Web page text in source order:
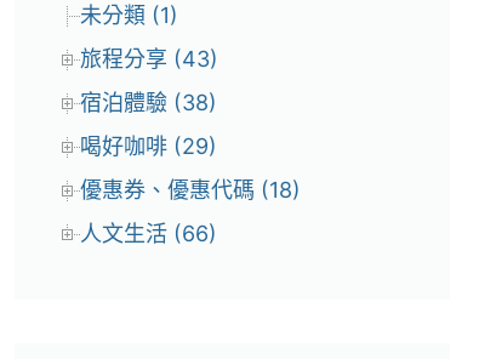
未分類 (1)
旅程分享 (43)
宿泊體驗 (38)
喝好咖啡 (29)
優惠券、優惠代碼 (18)
人文生活 (66)